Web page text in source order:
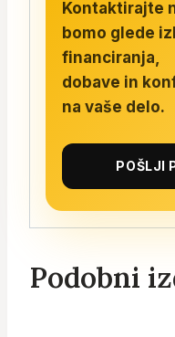
Kontaktirajte
bomo glede
financiranja,
dobave in
na vaše delo.
POŠLJI
Podobni